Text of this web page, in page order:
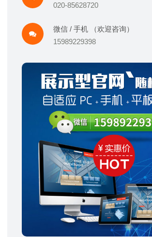
020-85628720
微信 / 手机 （欢迎咨询）
15989229398